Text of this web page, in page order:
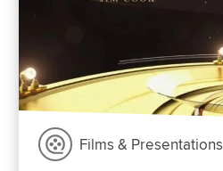
Films & Presentations